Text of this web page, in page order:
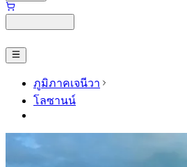
ภูมิภาคเจนีวา
โลซานน์